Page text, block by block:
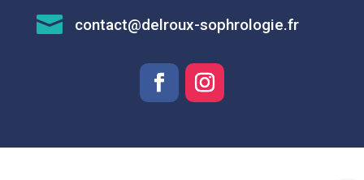
 contact@delroux-sophrologie.fr